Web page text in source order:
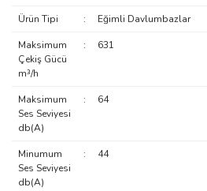
Ürün Tipi : Eğimli Davlumbazlar
Maksimum
Çekiş Gücü
m³/h
: 631
Maksimum
Ses Seviyesi
db(A)
: 64
Minumum
Ses Seviyesi
db(A)
: 44